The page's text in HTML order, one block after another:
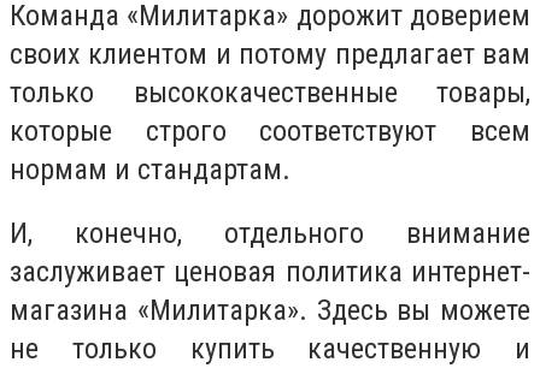
Команда «Милитарка» дорожит доверием
своих клиентом и потому предлагает вам
только высококачественные товары,
которые строго соответствуют всем
нормам и стандартам.
И, конечно, отдельного внимание
заслуживает ценовая политика интернет-
магазина «Милитарка». Здесь вы можете
не только купить качественную и